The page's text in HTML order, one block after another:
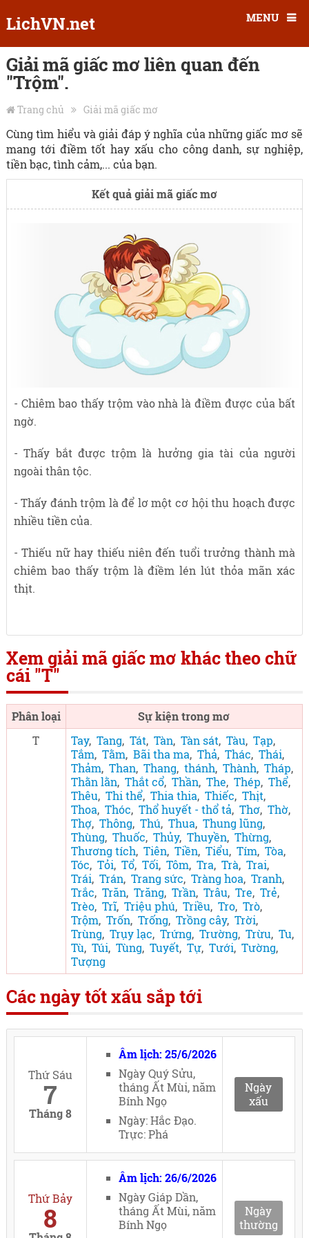
LichVN.net MENU
Giải mã giấc mơ liên quan đến
"Trộm".
Trang chủ Giải mã giấc mơ
Cùng tìm hiểu và giải đáp ý nghĩa của những giấc mơ sẽ
mang tới điềm tốt hay xấu cho công danh, sự nghiệp,
tiền bạc, tình cảm,... của bạn.
Kết quả giải mã giấc mơ
- Chiêm bao thấy trộm vào nhà là điềm được của bất
ngờ.
- Thấy bắt được trộm là hưởng gia tài của người
ngoài thân tộc.
- Thấy đánh trộm là để lơ một cơ hội thu hoạch được
nhiều tiền của.
- Thiếu nữ hay thiếu niên đến tuổi trưởng thành mà
chiêm bao thấy trộm là điềm lén lút thỏa mãn xác
thịt.
Xem giải mã giấc mơ khác theo chữ
cái "T"
Phân loại
Sự kiện trong mơ
T
Tay, Tang, Tát, Tàn, Tàn sát, Tàu, Tạp,
Tắm, Tằm, Bãi tha ma, Thả, Thác, Thái,
Thảm, Than, Thang, thánh, Thành, Tháp,
Thằn lằn, Thắt cổ, Thần, The, Thép, Thể,
Thêu, Thi thể, Thia thia, Thiếc, Thịt,
Thoa, Thóc, Thổ huyết - thổ tả, Thơ, Thờ,
Thợ, Thông, Thú, Thua, Thung lũng,
Thùng, Thuốc, Thủy, Thuyền, Thừng,
Thương tích, Tiên, Tiền, Tiểu, Tím, Tòa,
Tóc, Tỏi, Tổ, Tối, Tôm, Tra, Trà, Trai,
Trái, Trán, Trang sức, Tràng hoa, Tranh,
Trắc, Trăn, Trăng, Trần, Trâu, Tre, Trẻ,
Trèo, Trĩ, Triệu phú, Triều, Tro, Trò,
Trộm, Trốn, Trống, Trồng cây, Trời,
Trùng, Trụy lạc, Trứng, Trường, Trừu, Tu,
Tù, Túi, Tùng, Tuyết, Tự, Tưới, Tường,
Tượng
Các ngày tốt xấu sắp tới
Thứ Sáu
7
Tháng 8
Âm lịch: 25/6/2026
Ngày Quý Sửu,
tháng Ất Mùi, năm
Bính Ngọ
Ngày: Hắc Đạo.
Trực: Phá
Ngày
xấu
Thứ Bảy
8
Âm lịch: 26/6/2026
Ngày Giáp Dần,
tháng Ất Mùi, năm
Bính Ngọ
Ngày
thường